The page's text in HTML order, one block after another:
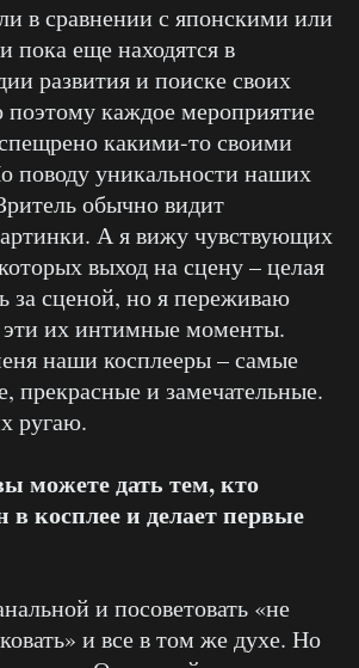
в сравнении с японскими или
пока еще находятся в
развития и поиске своих
каждое мероприятие
какими-то своими
поводу уникальности наших
обычно видит
А я вижу чувствующих
выход на сцену – целая
за сценой, но я переживаю
их интимные моменты.
наши косплееры – самые
прекрасные и замечательные.
ругаю.
можете дать тем, кто
в косплее и делает первые
и посоветовать «не
и все в том же духе. Но